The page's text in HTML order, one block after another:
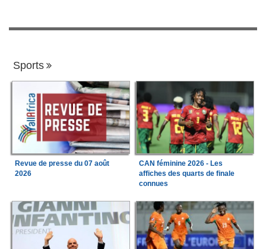
Sports
Revue de presse du 07 août
2026
CAN féminine 2026 - Les
affiches des quarts de finale
connues